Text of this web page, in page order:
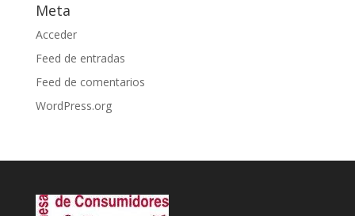
Meta
Acceder
Feed de entradas
Feed de comentarios
WordPress.org